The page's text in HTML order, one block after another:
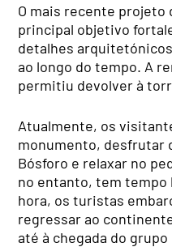
O mais recente
principal objetivo
detalhes
ao longo do tempo. A
permitiu devolver à
Atualmente, os
monumento, desfrutar
Bósforo e relaxar no
no entanto, tem tempo
hora, os turistas
regressar ao
até à chegada do